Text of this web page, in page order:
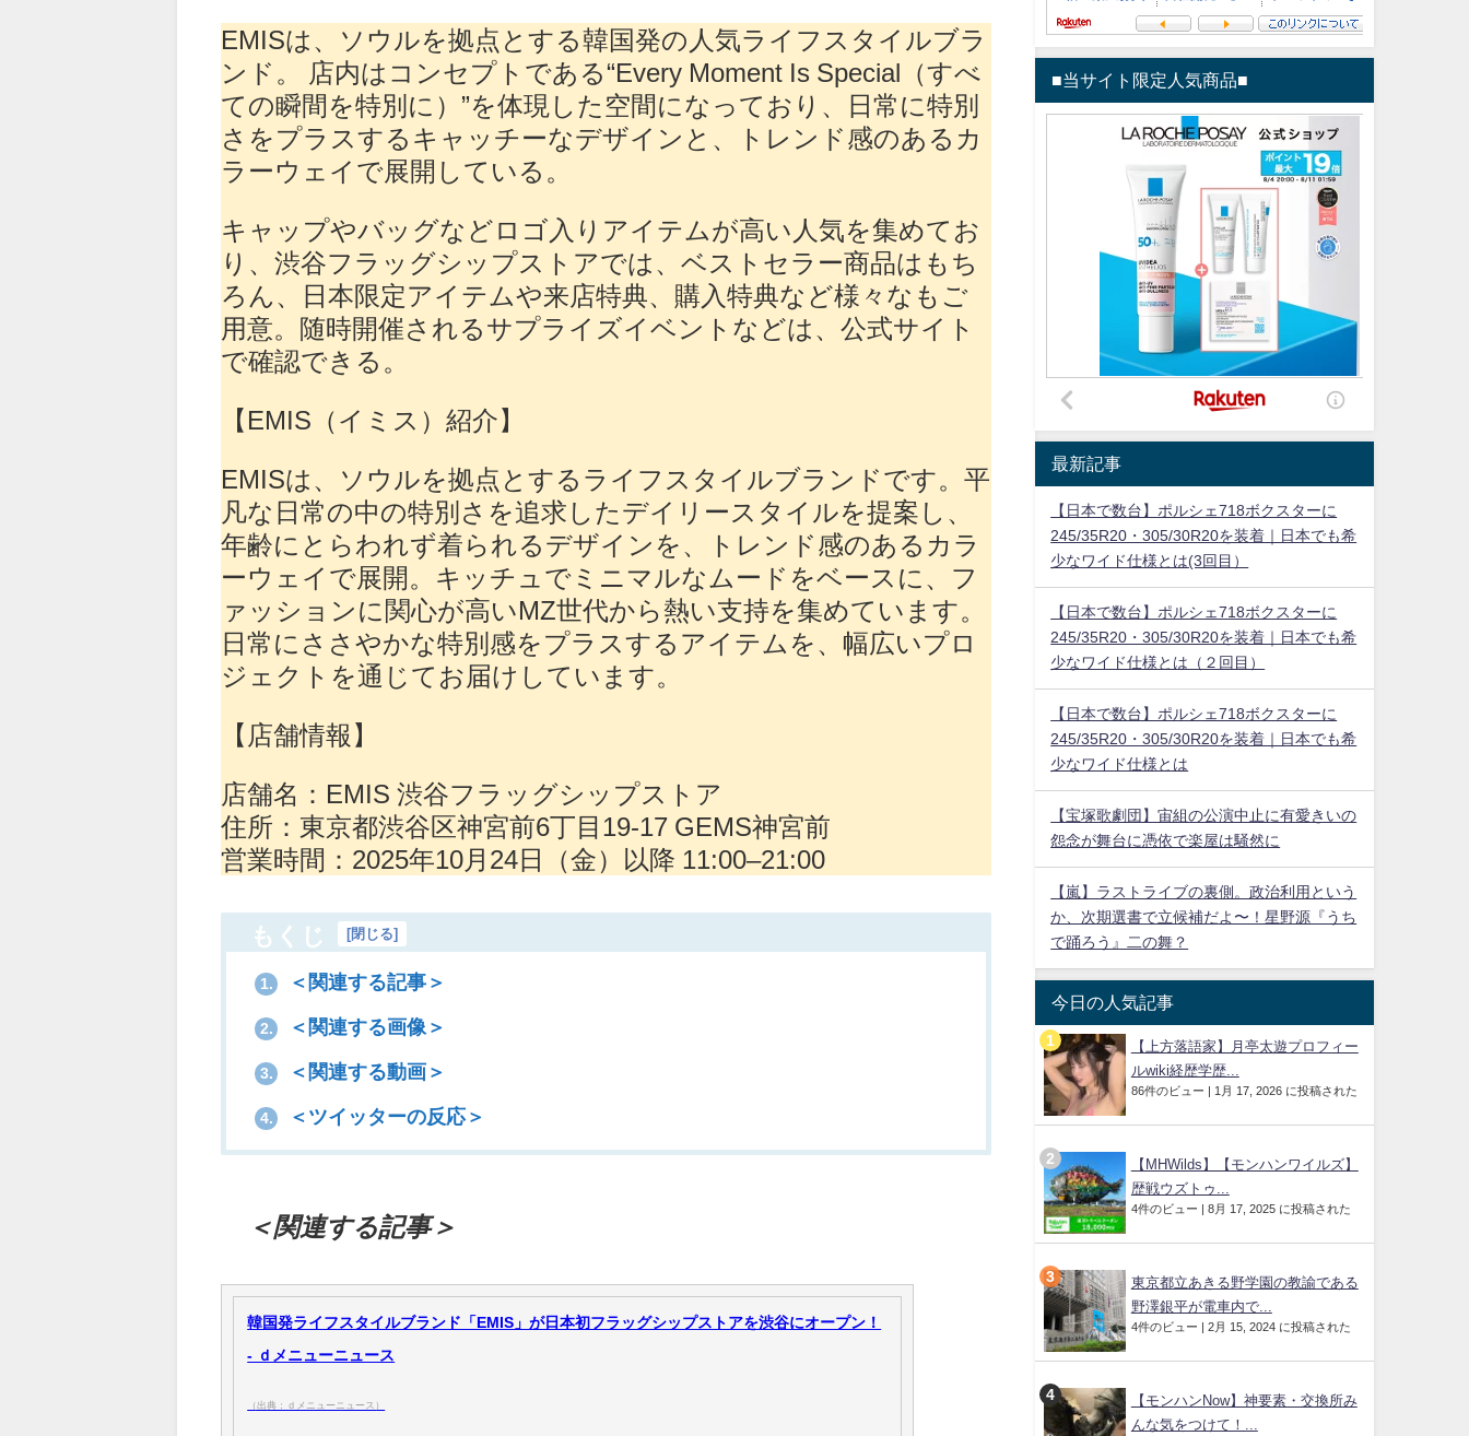
EMISは、ソウルを拠点とする韓国発の⼈気ライフスタイルブラ
ンド。 店内はコンセプトである“Every Moment Is Special（すべ
ての瞬間を特別に）”を体現した空間になっており、⽇常に特別
さをプラスするキャッチーなデザインと、トレンド感のあるカ
ラーウェイで展開している。
キャップやバッグなどロゴ⼊りアイテムが⾼い⼈気を集めてお
り、渋⾕フラッグシップストアでは、ベストセラー商品はもち
ろん、⽇本限定アイテムや来店特典、購⼊特典など様々なもご
⽤意。随時開催されるサプライズイベントなどは、公式サイト
で確認できる。
【EMIS（イミス）紹介】
EMISは、ソウルを拠点とするライフスタイルブランドです。平
凡な⽇常の中の特別さを追求したデイリースタイルを提案し、
年齢にとらわれず着られるデザインを、トレンド感のあるカラ
ーウェイで展開。キッチュでミニマルなムードをベースに、フ
ァッションに関⼼が⾼いMZ世代から熱い⽀持を集めています。
⽇常にささやかな特別感をプラスするアイテムを、幅広いプロ
ジェクトを通じてお届けしています。
【店舗情報】
店舗名：EMIS 渋谷フラッグシップストア
住所：東京都渋谷区神宮前6丁目19-17 GEMS神宮前
営業時間：2025年10月24日（金）以降 11:00–21:00
もくじ [閉じる]
1. ＜関連する記事＞
2. ＜関連する画像＞
3. ＜関連する動画＞
4. ＜ツイッターの反応＞
＜関連する記事＞
韓国発ライフスタイルブランド「EMIS」が日本初フラッグシップストアを渋谷にオープン！
- ｄメニューニュース
（出典：ｄメニューニュース）
■当サイト限定人気商品■
最新記事
【日本で数台】ポルシェ718ボクスターに
245/35R20・305/30R20を装着｜日本でも希
少なワイド仕様とは(3回目）
【日本で数台】ポルシェ718ボクスターに
245/35R20・305/30R20を装着｜日本でも希
少なワイド仕様とは（２回目）
【日本で数台】ポルシェ718ボクスターに
245/35R20・305/30R20を装着｜日本でも希
少なワイド仕様とは
【宝塚歌劇団】宙組の公演中止に有愛きいの
怨念が舞台に憑依で楽屋は騒然に
【嵐】ラストライブの裏側。政治利用という
か、次期選書で立候補だよ〜！星野源『うち
で踊ろう』二の舞？
今日の人気記事
【上方落語家】月亭太遊プロフィー
ルwiki経歴学歴...
86件のビュー | 1月 17, 2026 に投稿された
【MHWilds】【モンハンワイルズ】
歴戦ウズトゥ...
4件のビュー | 8月 17, 2025 に投稿された
東京都立あきる野学園の教諭である
野澤銀平が電車内で...
4件のビュー | 2月 15, 2024 に投稿された
【モンハンNow】神要素・交換所み
んな気をつけて！...